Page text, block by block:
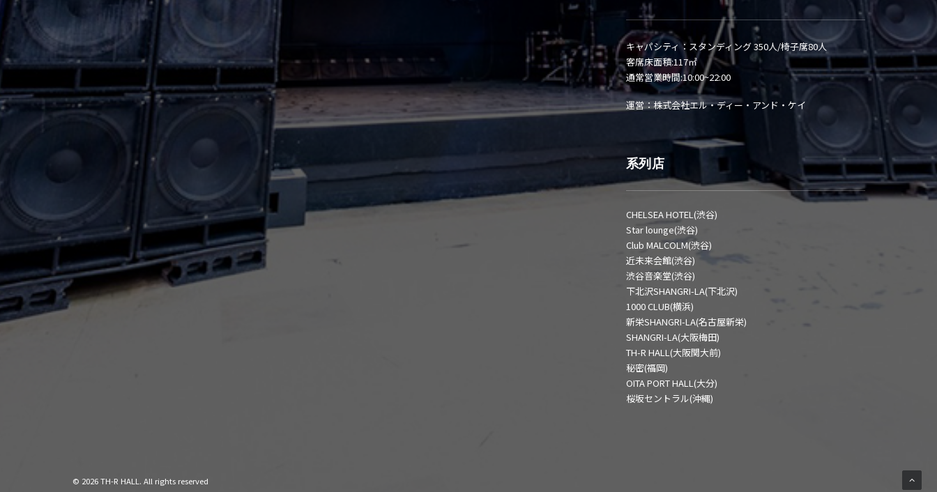
キャパシティ：スタンディング 350人/椅子席80人
客席床面積:117㎡
通常営業時間:10:00~22:00
運営：株式会社エル・ディー・アンド・ケイ
系列店
CHELSEA HOTEL(渋谷)
Star lounge(渋谷)
Club MALCOLM(渋谷)
近未来会館(渋谷)
渋谷音楽堂(渋谷)
下北沢SHANGRI-LA(下北沢)
1000 CLUB(横浜)
新栄SHANGRI-LA(名古屋新栄)
SHANGRI-LA(大阪梅田)
TH-R HALL(大阪関大前)
秘密(福岡)
OITA PORT HALL(大分)
桜坂セントラル(沖縄)
© 2026 TH-R HALL. All rights reserved